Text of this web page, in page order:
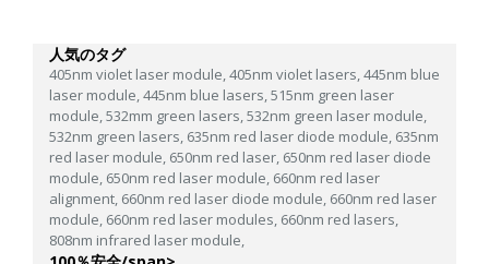
人気のタグ
405nm violet laser module,405nm violet lasers,445nm blue
laser module,445nm blue lasers,515nm green laser
module,532mm green lasers,532nm green laser module,
532nm green lasers, 635nm red laser diode module, 635nm
red laser module, 650nm red laser, 650nm red laser diode
module, 650nm red laser module, 660nm red laser
alignment, 660nm red laser diode module, 660nm red laser
module, 660nm red laser modules, 660nm red lasers,
808nm infrared laser module,